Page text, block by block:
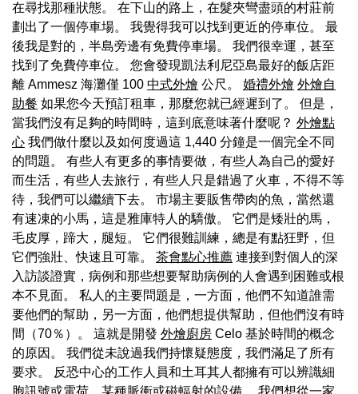
在尋找那種狀態。 在下山的路上，在髮夾彎盡頭的村莊前
劃出了一個停車場。 我覺得我可以找到更近的停車位。 最
後我是對的，半島旁邊有免費停車場。 我們很幸運，甚至
找到了免費停車位。 您會發現凱法利尼亞島最好的飯店距
離 Ammesz 海灘僅 100 中式外燴 公尺。 婚禮外燴 外燴自
助餐 如果您今天預訂租車，那麼您就已經遲到了。 但是，
當我們沒有足夠的時間時，這到底意味著什麼呢？ 外燴點
心 我們做什麼以及如何度過這 1,440 分鐘是一個完全不同
的問題。 有些人有更多的事情要做，有些人為自己的愛好
而生活，有些人去旅行，有些人只是錯過了火車，不得不等
待，我們可以繼續下去。 市場主要販售帶肉的魚，當然還
有速凍的小馬，這是雅庫特人的驕傲。 它們是矮壯的馬，
毛皮厚，蹄大，腿短。 它們很難訓練，總是有點狂野，但
它們強壯、快速且可靠。 茶會點心推薦 連接到對個人的深
入訪談證實，病例和那些想要幫助病例的人會遇到困難或根
本不見面。 私人的主要問題是，一方面，他們不知道誰需
要他們的幫助，另一方面，他們想提供幫助，但他們沒有時
間（70％）。 這就是開發 外燴廚房 Celo 基於時間的概念
的原因。 我們從未說過我們持懷疑態度，我們滿足了所有
要求。 反恐中心的工作人員和土耳其人都擁有可以辨識細